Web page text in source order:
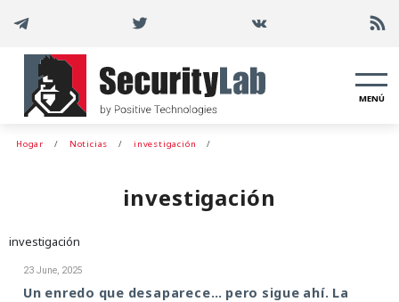
MENÚ
Hogar Noticias investigación
investigación
investigación
23 June, 2025
Un enredo que desaparece… pero sigue ahí. La